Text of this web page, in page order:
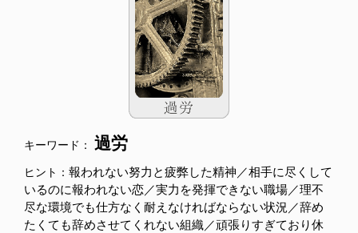
キーワード： 過労
ヒント： 報われない努力と疲弊した精神／相手に尽くして
いるのに報われない恋／実力を発揮できない職場／理不
尽な環境でも仕方なく耐えなければならない状況／辞め
たくても辞めさせてくれない組織／頑張りすぎており休